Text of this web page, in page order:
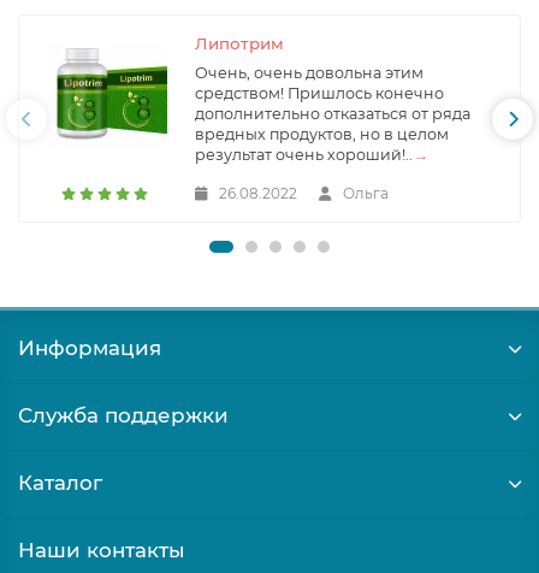
Липотрим
Очень, очень довольна этим
средством! Пришлось конечно
дополнительно отказаться от ряда
вредных продуктов, но в целом
результат очень хороший!.. →
26.08.2022 Ольга
Информация
Служба поддержки
Каталог
Наши контакты